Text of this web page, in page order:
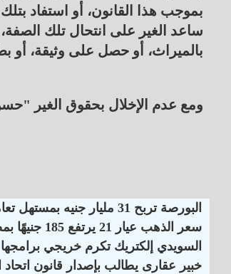
بموجب هذا القانون، أو استفاد
ساعد الغير على انتحال تلك
بالميراث، أو حصل على وثيقة، أو
ومع عدم الإخلال بحقوق الغير
البورصة تربح 31 مليار جنيه بمستهل تعاملات الأحد 9 أغسطس 2026
سعر الذهب عيار 21 يرتفع 185 جنيهًا بمصر خلال تعاملات الأسبوع الماضي
السويدي إلكتريك تكرم خريجي
خبير عقارى يطالب بإصدار قانون